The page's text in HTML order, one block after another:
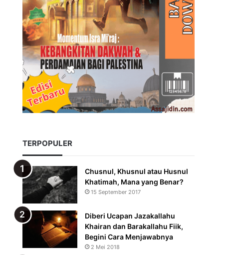
TERPOPULER
Chusnul, Khusnul atau Husnul
Khatimah, Mana yang Benar?
15 September 2017
Diberi Ucapan Jazakallahu
Khairan dan Barakallahu Fiik,
Begini Cara Menjawabnya
2 Mei 2018